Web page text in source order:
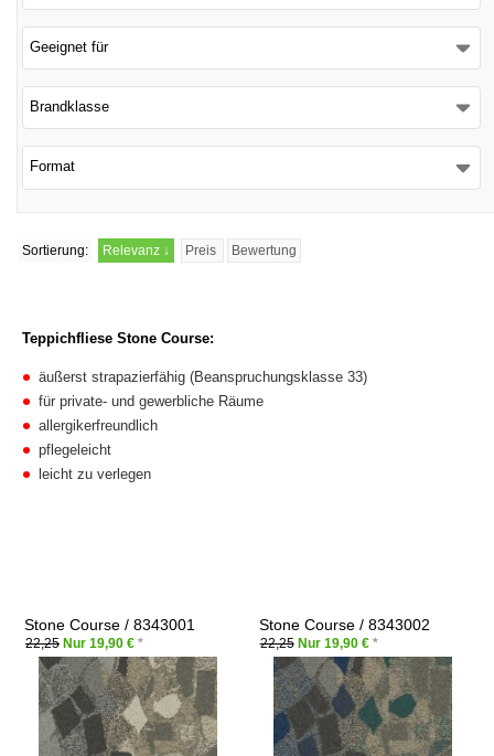
Geeignet für
Brandklasse
Format
Sortierung: Relevanz ↓ Preis Bewertung
Teppichfliese Stone Course:
äußerst strapazierfähig (Beanspruchungsklasse 33)
für private- und gewerbliche Räume
allergikerfreundlich
pflegeleicht
leicht zu verlegen
Stone Course / 8343001
Grey/stone
22,25 Nur 19,90 € *
Stone Course / 8343002
Teal/stone
22,25Nur 19,90 € *